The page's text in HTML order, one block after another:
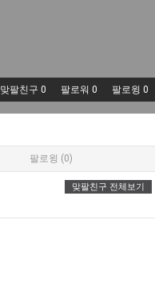
맞팔친구 0 팔로워 0 팔로윙 0
팔로윙 (0)
맞팔친구 전체보기